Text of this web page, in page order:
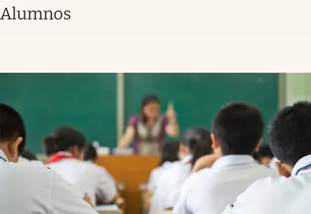
Ciencia y salud
Streaming
Lifestyle
USA
alumnos